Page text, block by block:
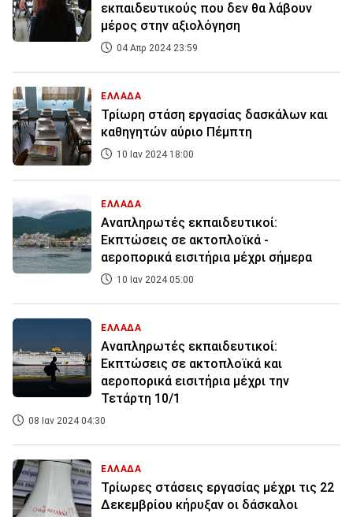
εκπαιδευτικούς που δεν θα λάβουν
μέρος στην αξιολόγηση
04 Απρ 2024 23:59
ΕΛΛΑΔΑ
Τρίωρη στάση εργασίας δασκάλων και
καθηγητών αύριο Πέμπτη
10 Ιαν 2024 18:00
ΕΛΛΑΔΑ
Αναπληρωτές εκπαιδευτικοί:
Εκπτώσεις σε ακτοπλοϊκά -
αεροπορικά εισιτήρια μέχρι σήμερα
10 Ιαν 2024 05:00
ΕΛΛΑΔΑ
Αναπληρωτές εκπαιδευτικοί:
Εκπτώσεις σε ακτοπλοϊκά και
αεροπορικά εισιτήρια μέχρι την
Τετάρτη 10/1
08 Ιαν 2024 04:30
ΕΛΛΑΔΑ
Τρίωρες στάσεις εργασίας μέχρι τις 22
Δεκεμβρίου κήρυξαν οι δάσκαλοι